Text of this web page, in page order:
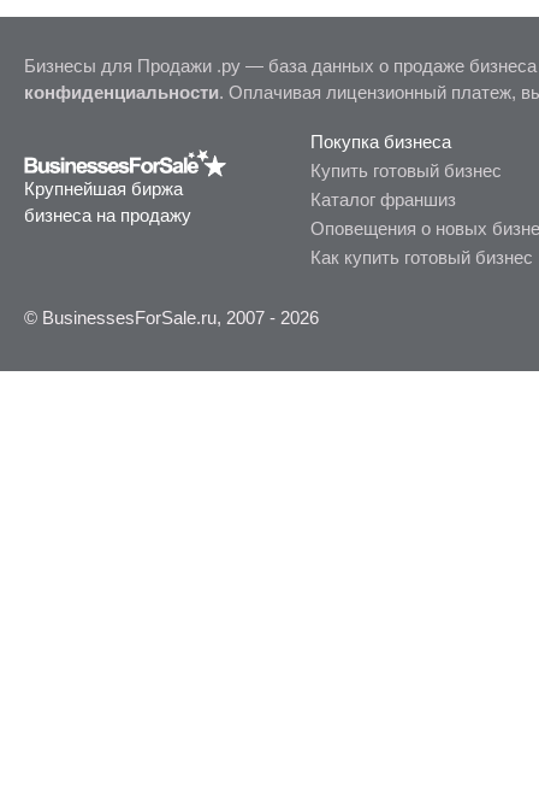
Бизнесы для Продажи .ру — база данных о продаже
конфиденциальности. Оплачивая лицензионный платеж,
Крупнейшая биржа
бизнеса на продажу
Покупка бизнеса
Купить готовый бизнес
Каталог франшиз
Оповещения о новых
Как купить готовый бизнес
© BusinessesForSale.ru, 2007 - 2026